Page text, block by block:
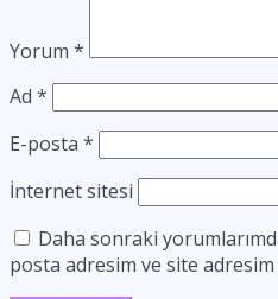
Yorum *
Ad *
E-posta *
İnternet sitesi
Daha sonraki
posta adresim ve site adresim